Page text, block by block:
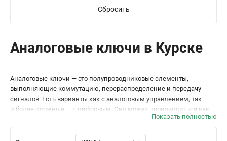
Сбросить
Аналоговые ключи в Курске
Аналоговые ключи — это полупроводниковые элементы,
выполняющие коммутацию, перераспределение и передачу
сигналов. Есть варианты как с аналоговым управлением, так
и более сложные — с цифровым. Оно может производиться как
по параллельному, так и последовательному интерфейсу. При
различаться.
Показать полностью